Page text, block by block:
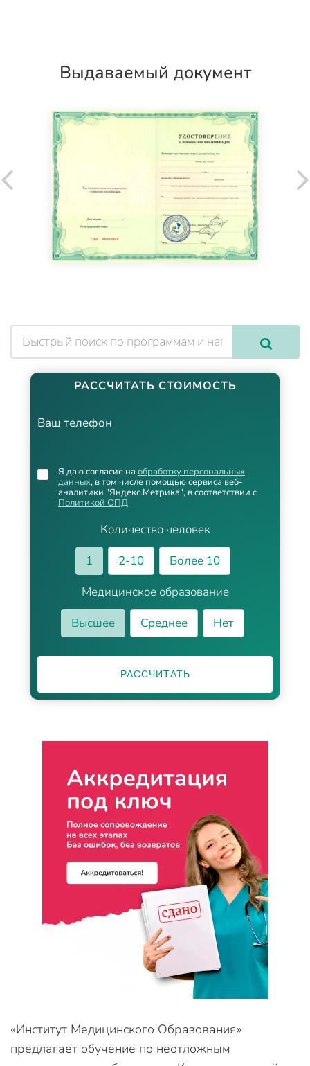
Выдаваемый документ
РАССЧИТАТЬ СТОИМОСТЬ
Ваш телефон
Количество человек
1
2-10
Более 10
Медицинское образование
Высшее
Среднее Нет
Я даю согласие на обработку персональных
данных, в том числе помощью сервиса веб-
аналитики "Яндекс.Метрика", в соответствии с
Политикой ОПД
РАССЧИТАТЬ
«Институт Медицинского Образования»
предлагает обучение по неотложным